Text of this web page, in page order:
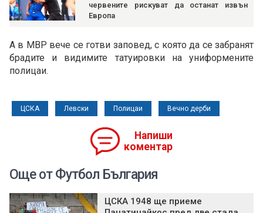
червените рискуват да останат извън
Европа
А в МВР вече се готви заповед, с която да се забранят
брадите и видимите татуировки на униформените
полицаи.
ЦСКА Левски Полицаи Вечно дерби
Напиши
коментар
Още от Футбол България
ЦСКА 1948 ще приеме